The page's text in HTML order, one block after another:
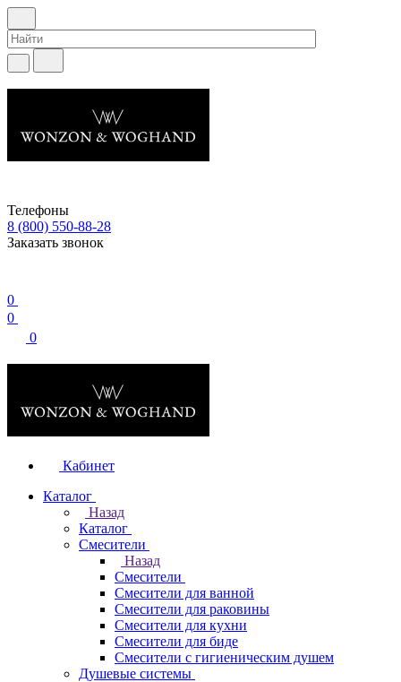
Телефоны
8 (800) 550-88-28
Заказать звонок
0
0
0
Кабинет
Каталог
Назад
Каталог
Смесители
Назад
Смесители
Смесители для ванной
Смесители для раковины
Смесители для кухни
Смесители для биде
Смесители с гигиеническим душем
Душевые системы